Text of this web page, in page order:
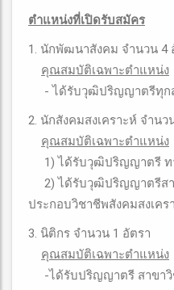
ตำแหน่งที่เปิดรับสมัคร
1. นักพัฒนาสังคม จำนวน 4
คุณสมบัติเฉพาะตำแหน่ง
- ได้รับวุฒิปริญญาตรีทุก
2. นักสังคมสงเคราะห์ จำนว
คุณสมบัติเฉพาะตำแหน่ง
1) ได้รับวุฒิปริญญาตรี ทา
2) ได้รับวุฒิปริญญาตรีสา
ประกอบวิชาชีพสังคมสงเค
3. นิติกร จำนวน 1 อัตรา
คุณสมบัติเฉพาะตำแหน่ง
-ได้รับปริญญาตรี สาขาวิ